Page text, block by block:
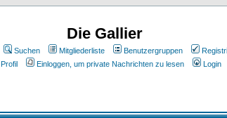
Die Gallier
Suchen Mitgliederliste Benutzergruppen
Profil
Einloggen, um private Nachrichten zu lesen Login